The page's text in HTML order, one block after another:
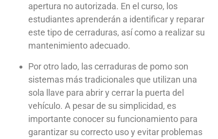
apertura no autorizada. En el curso, los
estudiantes aprenderán a identificar y reparar
este tipo de cerraduras, así como a realizar su
mantenimiento adecuado.
Por otro lado, las cerraduras de pomo son
sistemas más tradicionales que utilizan una
sola llave para abrir y cerrar la puerta del
vehículo. A pesar de su simplicidad, es
importante conocer su funcionamiento para
garantizar su correcto uso y evitar problemas